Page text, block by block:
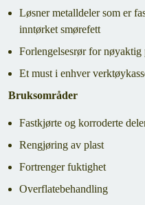
Løsner metalldeler som er
inntørket smørefett
Forlengelsesrør for nøyaktig
Et must i enhver
Bruksområder
Fastkjørte og korroderte
Rengjøring av plast
Fortrenger fuktighet
Overflatebehandling